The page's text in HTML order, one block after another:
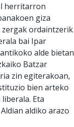
herritarron
giza
ordaintzerik
bai Ipar
alde bietan
Batzar
zin egiterakoan,
bien arteko
Eta
aldiko arazo